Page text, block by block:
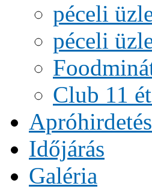
péceli
péceli
Club 11
Időjárás
Galéria